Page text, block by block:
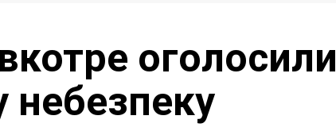
оголосили